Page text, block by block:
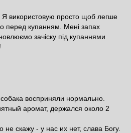
використовую просто щоб легше
перед купанням. Мені запах
зачіску під купаннями
восприняли нормально.
аромат, держался около 2
не скажу - у нас их нет, слава Богу.